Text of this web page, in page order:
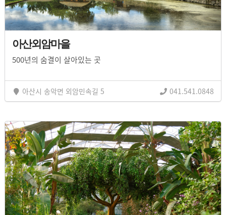
아산외암마을
500년의 숨결이 살아있는 곳
아산시 송악면 외암민속길 5 041.541.0848